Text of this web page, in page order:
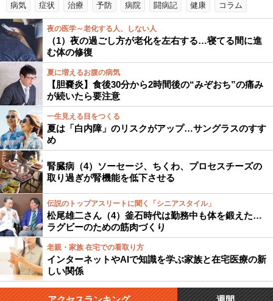
病気 症状 治療 予防 病院 闘病記 健康 コラム
夜の医学～老化する人、しない人
（1）夜の過ごし方が老化を左右する…寝てる間に進
む体の修復
夏に増えるお腹の病気
【胆嚢炎】食後30分から2時間後の“みぞおち”の痛み
が続いたら要注意
一生見える目をつくる
夏は「白内障」のリスクがアップ…サングラスのすす
め
腎臓病（4）ソーセージ、ちくわ、プロセスチーズの
取り過ぎが腎機能を低下させる
伝説のトップアスリートに聞く「シニアスタイル」
松尾雄二さん（4）釜石時代は勤務中も体を鍛えた…
ラグビーのための筋肉づくり
老親・家族 在宅での看取り方
インターネットやAIで知識を学ぶ家族と在宅医療の新
しい関係